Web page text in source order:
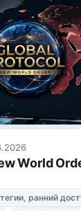
World
ранний